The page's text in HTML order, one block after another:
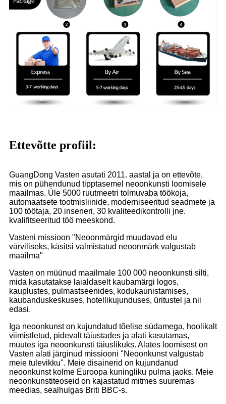
Ettevõtte profiil:
GuangDong Vasten asutati 2011. aastal ja on ettevõte,
mis on pühendunud tipptasemel neoonkunsti loomisele
maailmas. Üle 5000 ruutmeetri tolmuvaba töökoja,
automaatsete tootmisliinide, moderniseeritud seadmete ja
100 töötaja, 20 inseneri, 30 kvaliteedikontrolli jne.
kvalifitseeritud töö meeskond.
Vasteni missioon "Neoonmärgid muudavad elu
värviliseks, käsitsi valmistatud neoonmärk valgustab
maailma"
Vasten on müünud ​​maailmale 100 000 neoonkunsti silti,
mida kasutatakse laialdaselt kaubamärgi logos,
kauplustes, pulmastseenides, kodukaunistamises,
kaubanduskeskuses, hotellikujunduses, üritustel ja nii
edasi.
Iga neoonkunst on kujundatud tõelise südamega, hoolikalt
viimistletud, pidevalt täiustades ja alati kasutamas,
muutes iga neoonkunsti täiuslikuks. Alates loomisest on
Vasten alati järginud missiooni "Neoonkunst valgustab
meie tulevikku". Meie disainerid on kujundanud
neoonkunst kolme Euroopa kuningliku pulma jaoks. Meie
neoonkunstiteoseid on kajastatud mitmes suuremas
meedias, sealhulgas Briti BBC-s.